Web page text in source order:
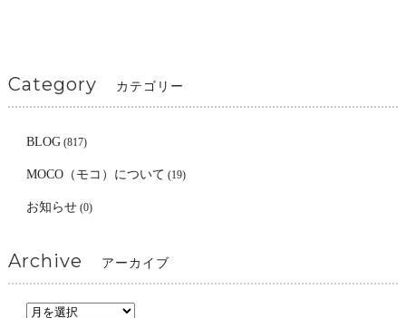
Category カテゴリー
BLOG(817)
MOCO（モコ）について (19)
お知らせ(0)
Archive アーカイブ